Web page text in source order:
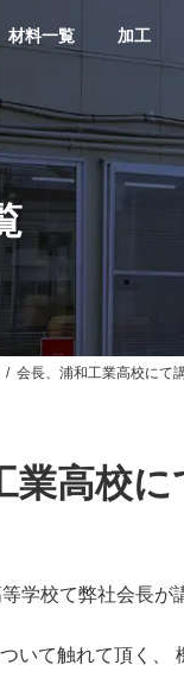
材料一覧 加工
会長、浦和工業高校にて
業高校に
学校て弊社会長が
いて触れて頂く、